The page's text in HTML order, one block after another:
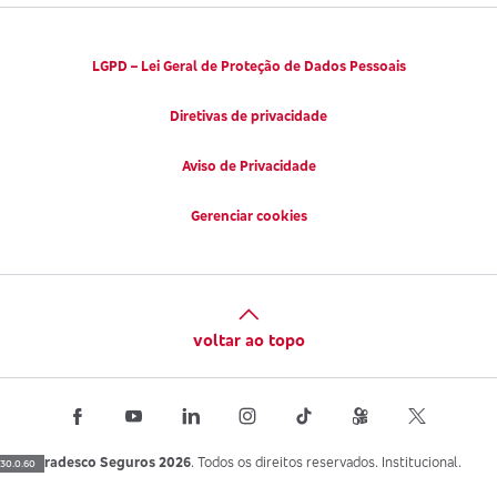
30.0.60
LGPD – Lei Geral de Proteção de Dados Pessoais
Diretivas de privacidade
Aviso de Privacidade
Gerenciar cookies
voltar ao topo
Bradesco Seguros 2026. Todos os direitos reservados. Institucional.